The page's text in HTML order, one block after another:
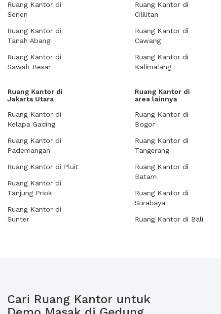
Ruang Kantor di
Senen
Ruang Kantor di
Tanah Abang
Ruang Kantor di
Sawah Besar
Ruang Kantor di
Cililitan
Ruang Kantor di
Cawang
Ruang Kantor di
Kalimalang
Ruang Kantor di
Jakarta Utara
Ruang Kantor di
Kelapa Gading
Ruang Kantor di
Pademangan
Ruang Kantor di Pluit
Ruang Kantor di
Tanjung Priok
Ruang Kantor di
Sunter
Ruang Kantor di
area lainnya
Ruang Kantor di
Bogor
Ruang Kantor di
Tangerang
Ruang Kantor di
Batam
Ruang Kantor di
Surabaya
Ruang Kantor di Bali
Cari Ruang Kantor untuk